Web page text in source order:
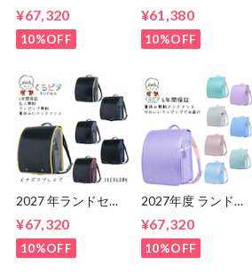
ンク くるピタラン
ドセル 1kh8680k
¥67,320
10%OFF
タ 超ピカ レイン
ボースパーク 1KR
6620C 男の子 マ
ル 送料無料 ６
年間保証
¥61,380
10%OFF
2027 年ランドセル
ブレイブ ブくるピ
タランドセル
1ke8680k
¥67,320
10%OFF
2027年度 ランドセ
ィスイーツ 2027 く
るピタランドセル
くるぴた
¥67,320
10%OFF